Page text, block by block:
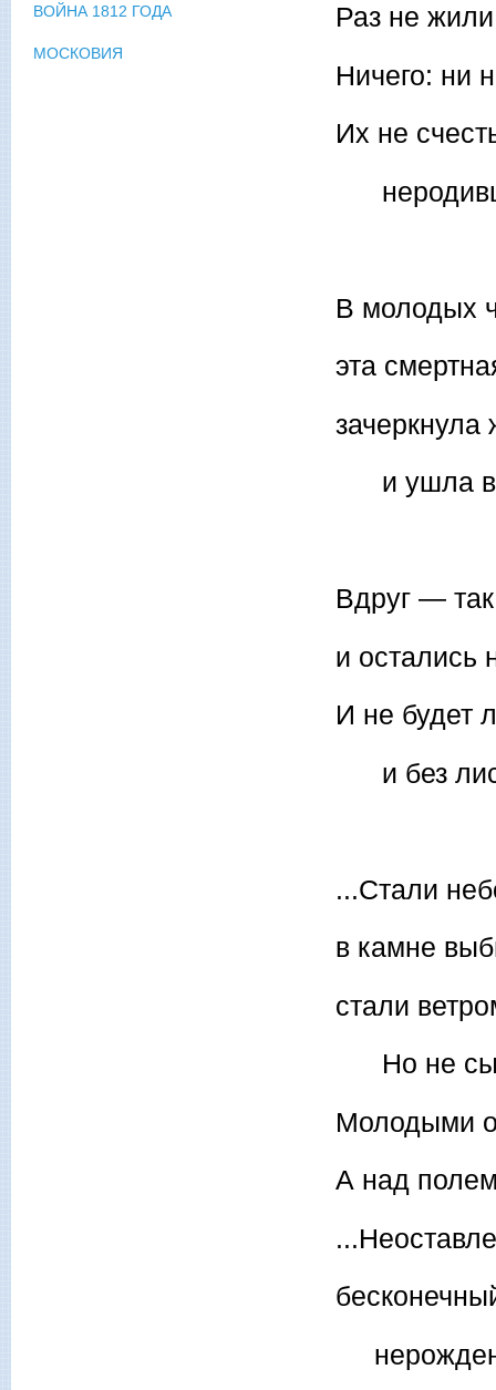
Раз не
Ничего: ни
Их не
В молодых
эта
и ушла в
Вдруг —
и остались
И не будет
и без
...Стали
в камне
стали
Но не
Молодыми
А над
ВОЙНА 1812 ГОДА
МОСКОВИЯ